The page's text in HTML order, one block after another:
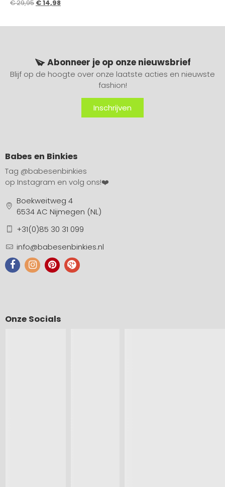
€29,95 €14,98
Abonneer je op onze nieuwsbrief
Blijf op de hoogte over onze laatste acties en nieuwste
fashion!
Inschrijven
Babes en Binkies
Tag @babesenbinkies
op Instagram en volg ons!❤️
Boekweitweg 4
6534 AC Nijmegen (NL)
+31(0)85 30 31 099
info@babesenbinkies.nl
Onze Socials